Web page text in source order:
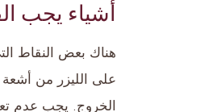
أشياء يجب
هناك بعض النقاط
على الليزر من
الخروج. يجب عدم